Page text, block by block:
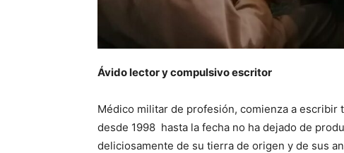
Ávido lector y compulsivo escritor
Médico militar de profesión, comienza a
desde 1998 hasta la fecha no ha dejado de
deliciosamente de su tierra de origen y de sus